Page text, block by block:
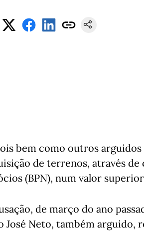
bem como outros
de terrenos, através
(BPN), num valor
de março do ano
José Neto, também arguido,